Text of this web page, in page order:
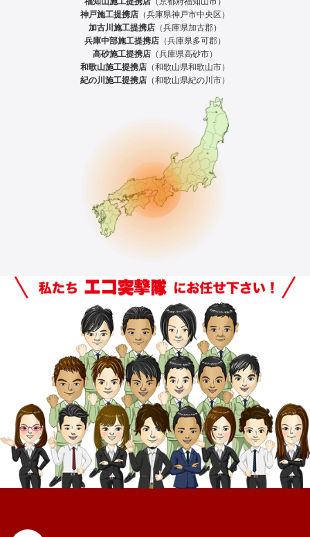
神戸施工提携店 （兵庫県神戸市中央区）
加古川施工提携店 （兵庫県加古郡）
兵庫中部施工提携店 （兵庫県多可郡）
高砂施工提携店 （兵庫県高砂市）
和歌山施工提携店 （和歌山県和歌山市）
紀の川施工提携店 （和歌山県紀の川市）